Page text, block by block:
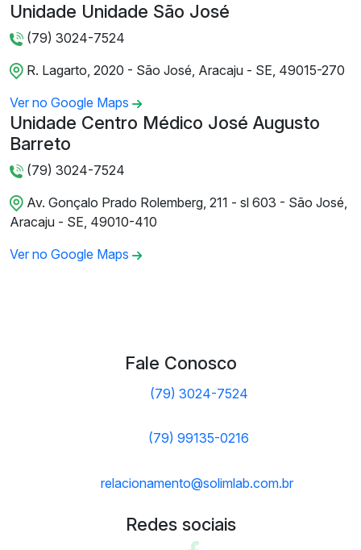
Unidade Unidade São José
(79) 3024-7524
R. Lagarto, 2020 - São José, Aracaju - SE, 49015-270
Ver no Google Maps
Unidade Centro Médico José Augusto
Barreto
(79) 3024-7524
Av. Gonçalo Prado Rolemberg, 211 - sl 603 - São José,
Aracaju - SE, 49010-410
Ver no Google Maps
Fale Conosco
(79) 3024-7524
(79) 99135-0216
relacionamento@solimlab.com.br
Redes sociais